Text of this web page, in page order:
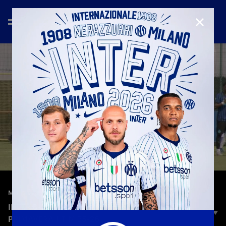
MATCH HIGHLIGHTS—23 mar 2026
INTER 3-2 LAZIO | HIGHLIGHTS | CAMPIONATO
PRIMAVERA 1 TIM 25-26